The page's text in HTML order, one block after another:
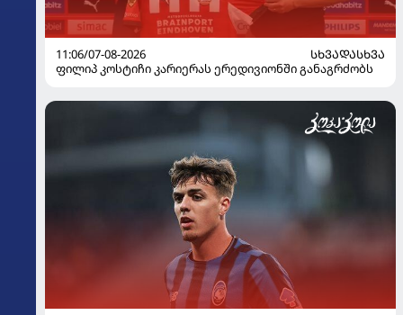
11:06/07-08-2026
ᲡᲮᲕᲐᲓᲐᲡᲮᲕᲐ
ფილიპ კოსტიჩი კარიერას ერედივიონში განაგრძობს